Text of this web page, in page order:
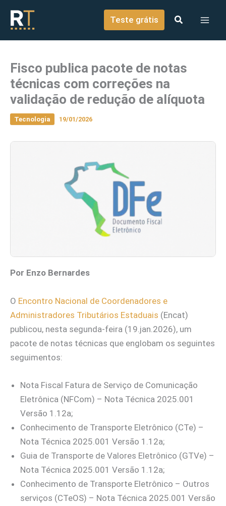
conteúdo
Teste grátis
Fisco publica pacote de notas
técnicas com correções na
validação de redução de alíquota
Tecnologia 19/01/2026
Por Enzo Bernardes
O Encontro Nacional de Coordenadores e
Administradores Tributários Estaduais (Encat)
publicou, nesta segunda-feira (19.jan.2026), um
pacote de notas técnicas que englobam os seguintes
seguimentos:
Nota Fiscal Fatura de Serviço de Comunicação
Eletrônica (NFCom) – Nota Técnica 2025.001
Versão 1.12a;
Conhecimento de Transporte Eletrônico (CTe) –
Nota Técnica 2025.001 Versão 1.12a;
Guia de Transporte de Valores Eletrônico (GTVe) –
Nota Técnica 2025.001 Versão 1.12a;
Conhecimento de Transporte Eletrônico – Outros
serviços (CTeOS) – Nota Técnica 2025.001 Versão